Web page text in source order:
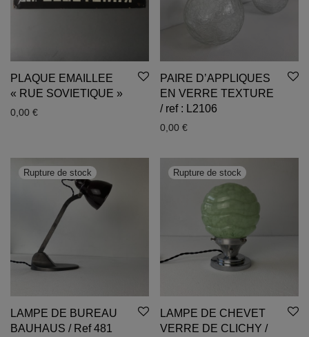
PLAQUE EMAILLEE
« RUE SOVIETIQUE »
0,00 €
PAIRE D’APPLIQUES
EN VERRE TEXTURE
/ ref : L2106
0,00 €
LAMPE DE BUREAU
BAUHAUS / Ref 481
LAMPE DE CHEVET
VERRE DE CLICHY /